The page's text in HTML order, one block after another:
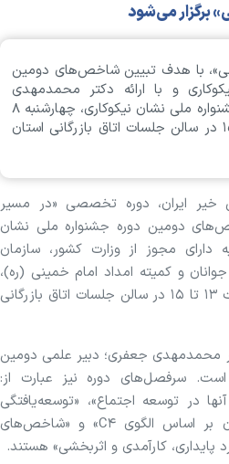
برگزار می‌شود
با هدف تبیین شاخص‌های دومین
و با ارائه دکتر محمدمهدی
جعفری؛ دبیر علمی دومین جشنواره ملی نشان نیکوکاری، چهارشنبه ۸
مرداد ۱۴۰۴ از ساعت ۱۳ تا ۱۵ در سالن جلسات اتاق بازرگانی استان
خیر ایران، دوره تخصصی «در مسیر
دومین دوره جشنواره ملی نشان
دارای مجوز از وزارت کشور، سازمان
و کمیته امداد امام خمینی (ره)،
چهارشنبه ۸ مرداد ۱۴۰۴ از ساعت ۱۳ تا ۱۵ در سالن جلسات اتاق بازرگانی
جعفری؛ دبیر علمی دومین
سرفصل‌های دوره نیز عبارت از:
در توسعه اجتماع»، «توسعه‌یافتگی
بخش اجتماعی در دنیا و ایران بر اساس الگوی C۴» و «شاخص‌های
کارآمدی و اثربخشی» هستند.